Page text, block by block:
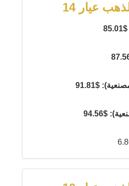
عيار 14
$91.81
$94.56